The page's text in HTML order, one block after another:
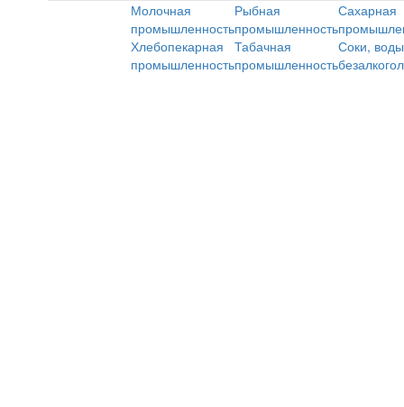
Молочная
промышленность
Рыбная
промышленность
Сахарная
Хлебопекарная
промышленность
Табачная
промышленность
Соки,